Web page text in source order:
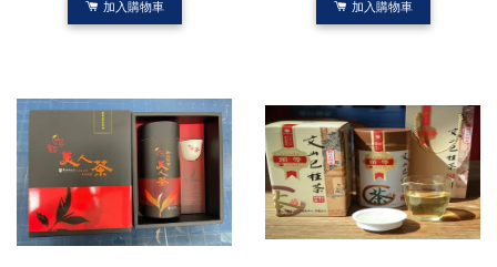
加入購物車 加入購物車